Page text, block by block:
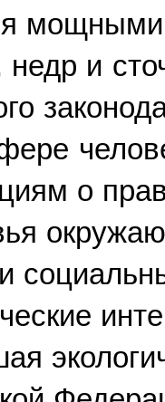
мощными
недр и
о